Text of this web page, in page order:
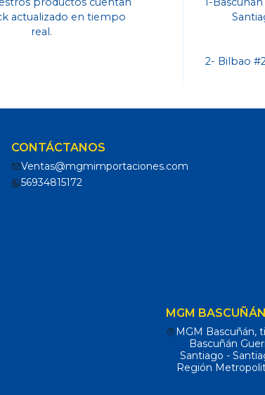
actualizado en tiempo
real.
2- Bilbao
CONTÁCTANOS
Ventas@mgmimportaciones.com
56934815172
MGM
MGM Bascuñán,
Bascuñán
Santiago -
Región